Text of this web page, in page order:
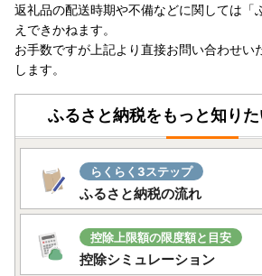
zg1Mjc5NzU5
お盆期間中も、通常通り寄附受付を行
返礼品発送は、事業者によって対応が
あらかじめご了承のほどお願いいたしま
《8月6日(木)～8月16日(日)受付分》
お盆明けの8月17日(月)より順次発送い
《お問い合わせ窓口 営業日》
返礼品の配送時期や不備などに関しては「
えできかねます。
お手数ですが上記より直接お問い合わせい
します。
ふるさと納税をもっと知り
らくらく3ステップ
ふるさと納税の流れ
控除上限額の限度額と目安
控除シミュレーション